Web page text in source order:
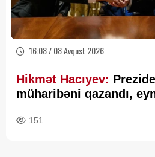
16:08 / 08 Avqust 2026
Hikmət Hacıyev:
müharibəni qazandı,
151